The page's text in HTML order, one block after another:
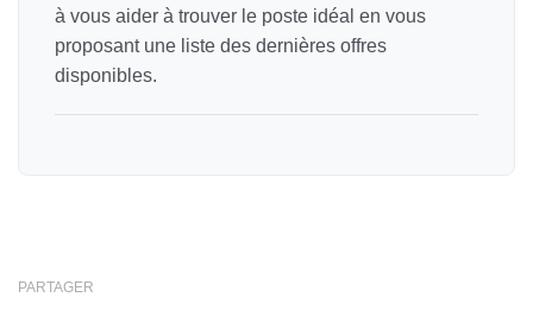
à vous aider à trouver le poste idéal en vous
proposant une liste des dernières offres
disponibles.
PARTAGER